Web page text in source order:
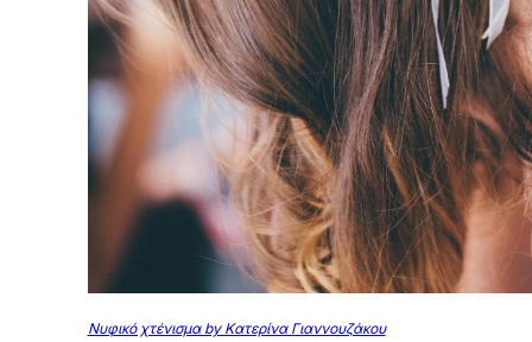
Νυφικό χτένισμα by Κατερίνα Γιαννουζάκου